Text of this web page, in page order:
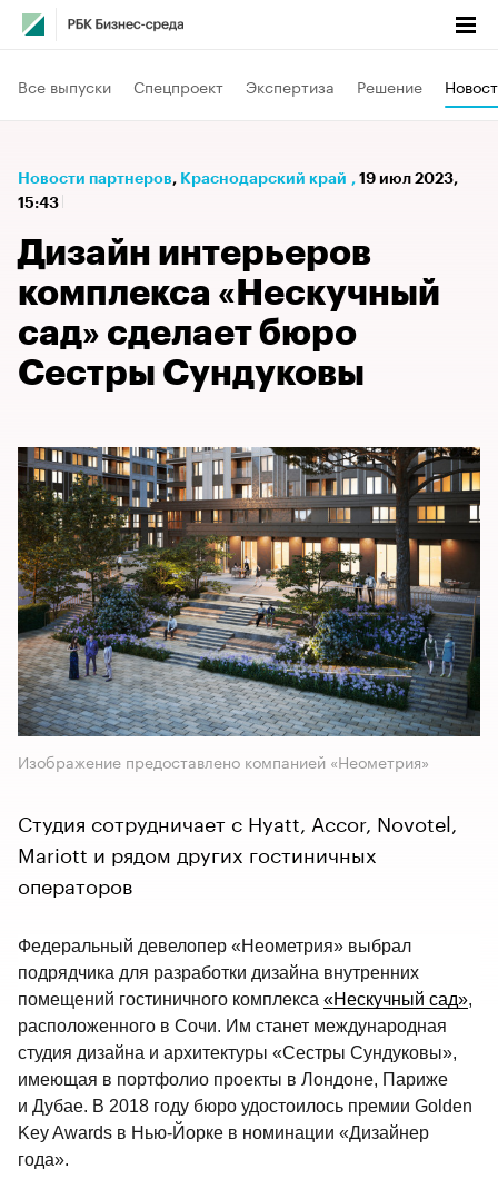
Все выпуски Спецпроект Экспертиза Решение
Новости партнеров⁠, Краснодарский край , 19 июл 2023,
15:43
Дизайн интерьеров
комплекса «Нескучный
сад» сделает бюро
Сестры Сундуковы
Изображение предоставлено компанией «Неометрия»
Студия сотрудничает с Hyatt, Accor, Novotel,
Mariott и рядом других гостиничных
операторов
Федеральный девелопер «Неометрия» выбрал
подрядчика для разработки дизайна внутренних
помещений гостиничного комплекса «Нескучный сад»,
расположенного в Сочи. Им станет международная
студия дизайна и архитектуры «Сестры Сундуковы»,
имеющая в портфолио проекты в Лондоне, Париже
и Дубае. В 2018 году бюро удостоилось премии Golden
Key Awards в Нью-Йорке в номинации «Дизайнер
года».